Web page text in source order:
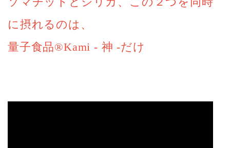
に摂れるのは、
量子食品®Kami - 神 -だけ